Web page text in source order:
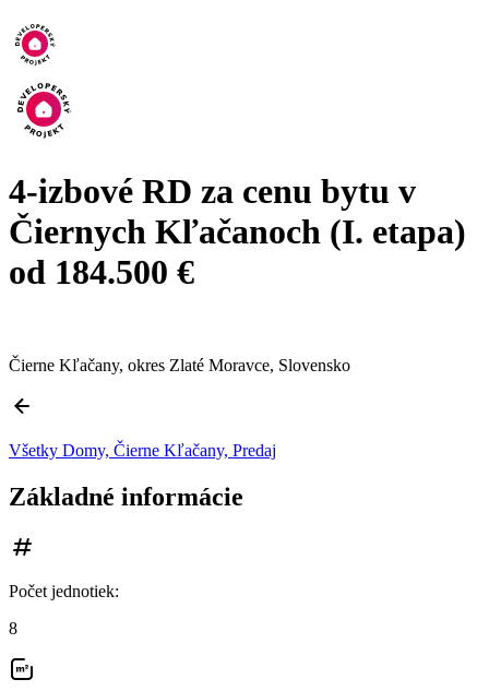
4-izbové RD za cenu bytu v
Čiernych Kľačanoch (I. etapa)
od 184.500 €
Čierne Kľačany, okres Zlaté Moravce, Slovensko
Všetky Domy, Čierne Kľačany, Predaj
Základné informácie
Počet jednotiek:
8